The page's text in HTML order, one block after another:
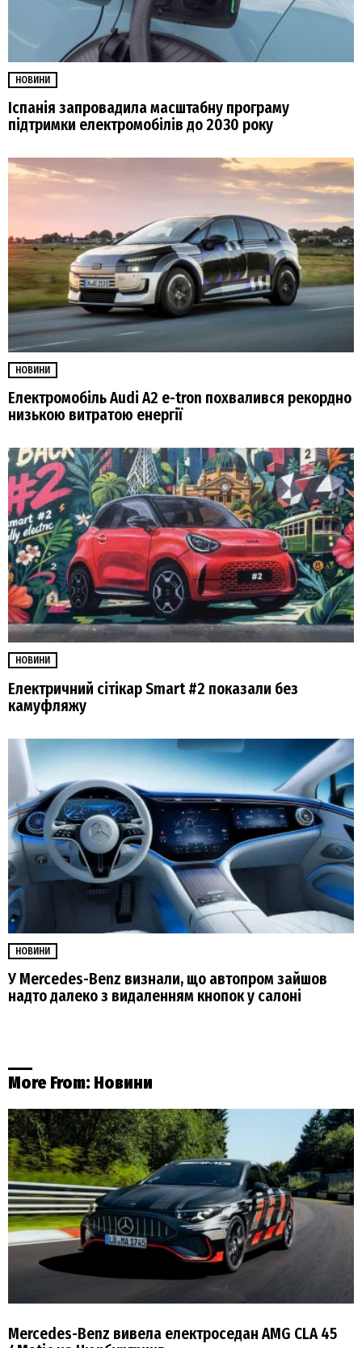
НОВИНИ
Іспанія запровадила масштабну програму
підтримки електромобілів до 2030 року
НОВИНИ
Електромобіль Audi A2 e-tron похвалився рекордно
низькою витратою енергії
НОВИНИ
Електричний сітікар Smart #2 показали без
камуфляжу
НОВИНИ
У Mercedes-Benz визнали, що автопром зайшов
надто далеко з видаленням кнопок у салоні
More From: Новини
Mercedes-Benz вивела електроседан AMG CLA 45